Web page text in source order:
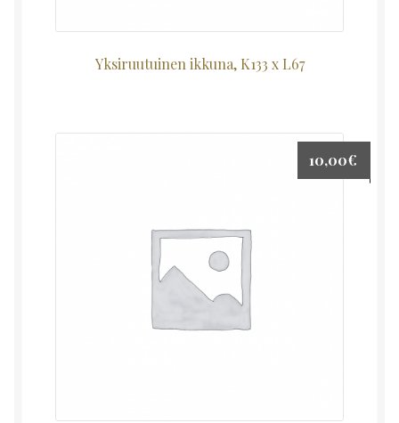
Yksiruutuinen ikkuna, K133 x L67
10,00€